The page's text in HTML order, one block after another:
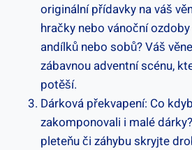
originální přídavky na váš
hračky nebo vánoční
andílků nebo sobů? Váš
zábavnou adventní scénu,
potěší.
Dárková překvapení: Co
zakomponovali i malé
pleteňu či záhybu skryjte